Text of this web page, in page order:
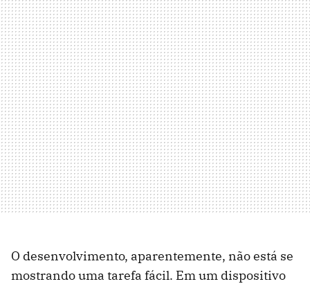
O desenvolvimento, aparentemente, não está se
mostrando uma tarefa fácil. Em um dispositivo